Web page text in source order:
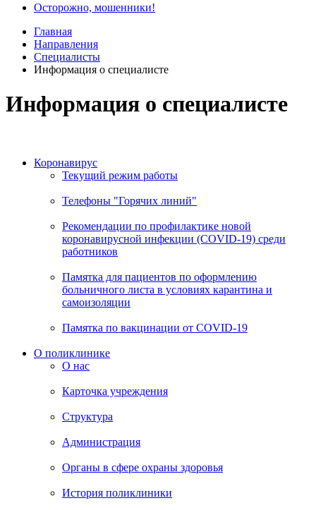
Осторожно, мошенники!
Главная
Направления
Специалисты
Информация о специалисте
Информация о специалисте
Коронавирус
Текущий режим работы
Телефоны "Горячих линий"
Рекомендации по профилактике новой
коронавирусной инфекции (COVID-19) среди
работников
Памятка для пациентов по оформлению
больничного листа в условиях карантина и
самоизоляции
Памятка по вакцинации от COVID-19
О поликлинике
О нас
Карточка учреждения
Структура
Администрация
Органы в сфере охраны здоровья
История поликлиники